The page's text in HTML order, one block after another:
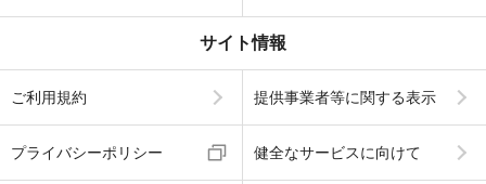
サイト情報
ご利用規約 提供事業者等に関する表示
プライバシーポリシー 健全なサービスに向けて